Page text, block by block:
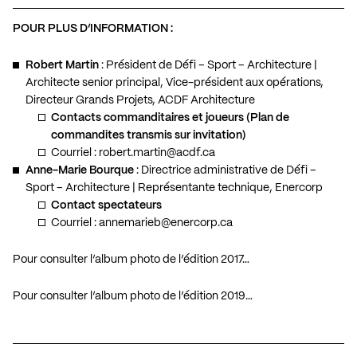
POUR PLUS D’INFORMATION :
Robert Martin : Président de Défi – Sport – Architecture |
Architecte senior principal, Vice-président aux opérations,
Directeur Grands Projets, ACDF Architecture
Contacts commanditaires et joueurs (Plan de
commandites transmis sur invitation)
Courriel : robert.martin@acdf.ca
Anne-Marie Bourque : Directrice administrative de Défi –
Sport – Architecture | Représentante technique, Enercorp
Contact spectateurs
Courriel : annemarieb@enercorp.ca
Pour consulter l’album photo de l’édition 2017…
Pour consulter l’album photo de l’édition 2019…